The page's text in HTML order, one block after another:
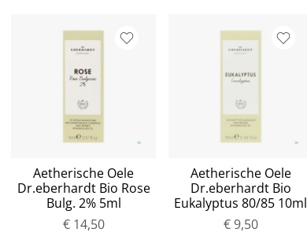
Aetherische Oele
Dr.eberhardt Bio Rose
Bulg. 2% 5ml
€ 14,50
Aetherische Oele
Dr.eberhardt Bio
Eukalyptus 80/85 10ml
€ 9,50